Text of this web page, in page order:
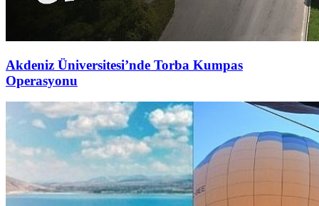
Akdeniz Üniversitesi’nde Torba Kumpas
Operasyonu